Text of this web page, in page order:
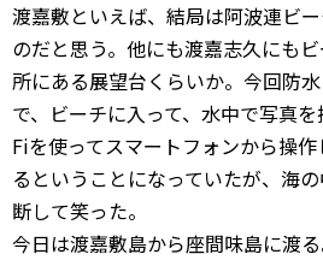
渡嘉敷といえば、結局は阿波連ビ
のだと思う。他にも渡嘉志久にも
所にある展望台くらいか。今回防
で、ビーチに入って、水中で写真
Fiを使ってスマートフォンから操
るということになっていたが、海
断して笑った。
今日は渡嘉敷島から座間味島に渡